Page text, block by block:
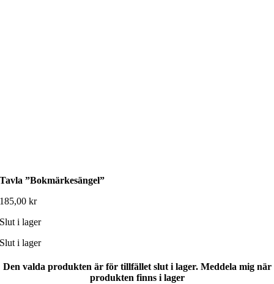
Tavla ”Bokmärkesängel”
185,00kr
Slut i lager
Slut i lager
Den valda produkten är för tillfället slut i lager. Meddela mig när
produkten finns i lager